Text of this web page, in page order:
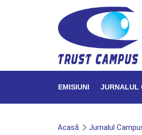
EMISIUNI JURNALUL
Acasă Jurnalul